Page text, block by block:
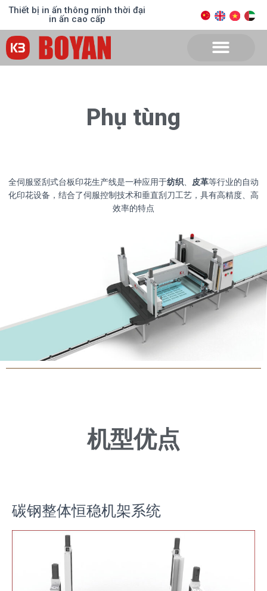
Thiết bị in ấn thông minh thời đại
in ấn cao cấp
Phụ tùng
全伺服竖刮式台板印花生产线是一种应用于纺织 皮革等行业的自动
化印花设备，结合了伺服控制技术和垂直刮刀工艺，具有高精度、高
效率的特点
机型优点
碳钢整体恒稳机架系统